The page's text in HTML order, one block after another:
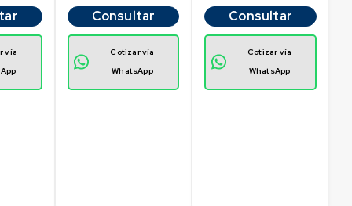
vía
Consultar
Cotizar vía
WhatsApp
Consultar
Cotizar vía
WhatsApp